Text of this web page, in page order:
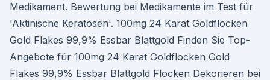
Medikament. Bewertung bei Medikamente im Test für
'Aktinische Keratosen'. 100mg 24 Karat Goldflocken
Gold Flakes 99,9% Essbar Blattgold Finden Sie Top-
Angebote für 100mg 24 Karat Goldflocken Gold
Flakes 99,9% Essbar Blattgold Flocken Dekorieren bei